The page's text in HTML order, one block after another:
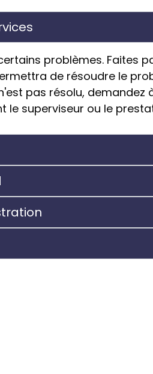
problèmes. Faites
de résoudre le
pas résolu, demandez
superviseur ou le